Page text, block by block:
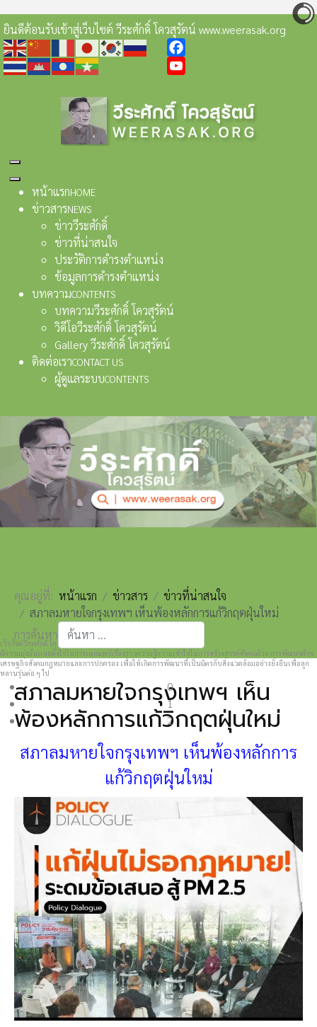
ยินดีต้อนรับเข้าสู่เว็บไซต์ วีระศักดิ์ โควสุรัตน์ www.weerasak.org
Facebook
หน้าแรกHOME
ข่าวสารNEWS
ข่าววีระศักดิ์
ข่าวที่น่าสนใจ
ประวัติการดำรงตำแหน่ง
ข้อมูลการดำรงตำแหน่ง
บทความCONTENTS
บทความวีระศักดิ์ โควสุรัตน์
วิดีโอวีระศักดิ์ โควสุรัตน์
Gallery วีระศักดิ์ โควสุรัตน์
ติดต่อเราCONTACT US
ผู้ดูแลระบบCONTENTS
เว็บไซต์วีระศักดิ์ โควสุรัตน์ www.weerasak.org
มีความมุ่งมั่นเเละตั้งใจในการเผยแพร่เรื่องราวความรู้ความเข้าใจในการสร้างสรรค์สังคมด้วย การพัฒนาด้าน
เศรษฐกิจสังคมกฎหมายและการปกครอง เพื่อให้เกิดการพัฒนาที่เป็นมิตรกับสิ่งแวดล้อมอย่างยั่งยืนเพื่อลูก
หลานรุ่นต่อ ๆ ไป
0
1
2
คุณอยู่ที่: หน้าแรก ข่าวสาร
ข่าวที่น่าสนใจ
สภาลมหายใจกรุงเทพฯ เห็นพ้องหลักการแก้วิกฤตฝุ่นใหม่
การค้นหา
Type 2 or more characters for results.
สภาลมหายใจกรุงเทพฯ เห็น
พ้องหลักการแก้วิกฤตฝุ่นใหม่
สภาลมหายใจกรุงเทพฯ เห็นพ้องหลักการ
แก้วิกฤตฝุ่นใหม่